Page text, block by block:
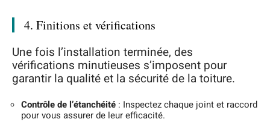
4. Finitions et vérifications
Une fois l’installation terminée, des
vérifications minutieuses s’imposent pour
garantir la qualité et la sécurité de la toiture.
Contrôle de l’étanchéité : Inspectez chaque joint et raccord
pour vous assurer de leur efficacité.